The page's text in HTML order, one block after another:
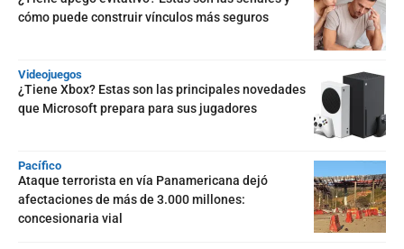
cómo puede construir vínculos más seguros
Videojuegos
¿Tiene Xbox? Estas son las principales novedades
que Microsoft prepara para sus jugadores
Pacífico
Ataque terrorista en vía Panamericana dejó
afectaciones de más de 3.000 millones:
concesionaria vial